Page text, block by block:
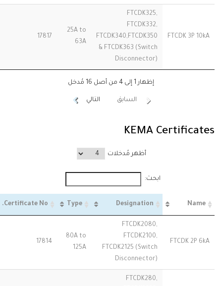
FTCDK 3P 10kA
FTCDK325,
FTCDK332,
FTCDK340,FTCDK350
& FTCDK363 (Switch
Disconnector)
25A to
63A
17817
إظهار 1 إلى 4 من أصل 16 مُدخل
السابق التالي
KEMA Certificates
أظهر مُدخلات
ابحث:
Name
Designation
Type
Certificate No.
FTCDK 2P 6kA
FTCDK2080,
FTCDK2100,
FTCDK2125 (Switch
Disconnector)
80A to
125A
17814
FTCDK280,